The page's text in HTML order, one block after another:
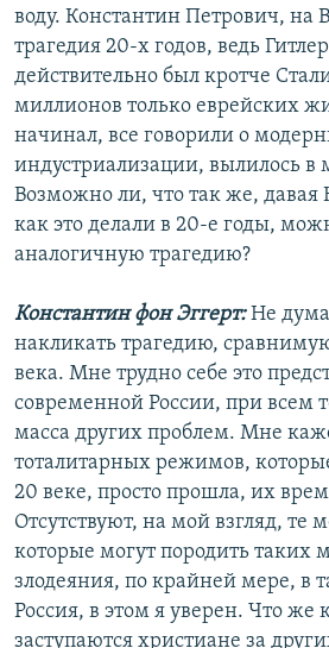
воду. Константин Петрович, на
трагедия 20-х годов, ведь
действительно был кротче
миллионов только еврейских
начинал, все говорили о
индустриализации, вылилось
Возможно ли, что так же, давая
как это делали в 20-е годы,
аналогичную трагедию?
Константин фон Эггерт:Не
накликать трагедию,
века. Мне трудно себе это
современной России, при всем
масса других проблем. Мне
тоталитарных режимов,
20 веке, просто прошла, их
Отсутствуют, на мой взгляд, те
которые могут породить таких
злодеяния, по крайней мере, в
Россия, в этом я уверен. Что же
заступаются христиане за